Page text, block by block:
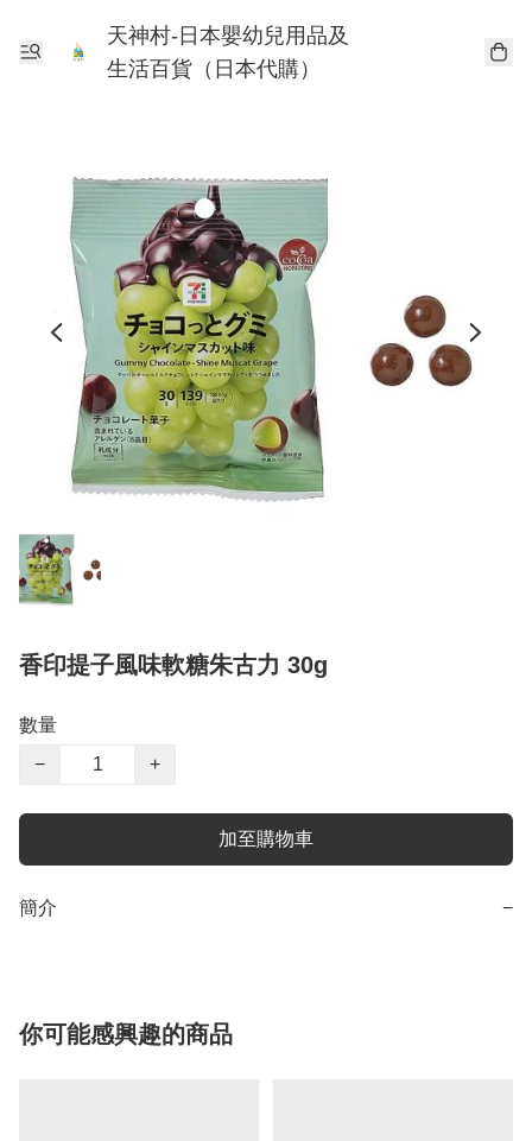
天神村-日本嬰幼兒用品及
生活百貨（日本代購）
香印提子風味軟糖朱古力 30g
數量
−
+
加至購物車
簡介 −
你可能感興趣的商品